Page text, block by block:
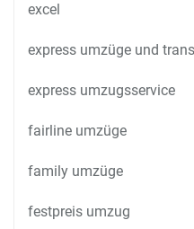
excel
express umzüge und
express umzugsservice
fairline umzüge
family umzüge
festpreis umzug